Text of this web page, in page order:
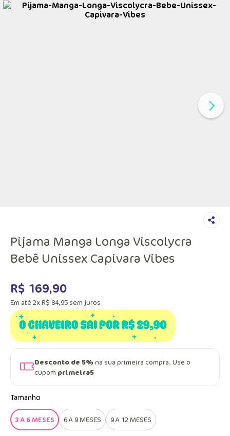
Pijama Manga Longa Viscolycra
Bebê Unissex Capivara Vibes
R$ 169,90
Em até 2xR$ 84,95 sem juros
Desconto de 5%na sua primeira compra. Use o
cupom primeira5
Tamanho
3 A 6 MESES 6 A 9 MESES 9 A 12 MESES